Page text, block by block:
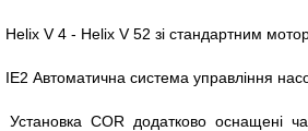
Helix V 4 - Helix V 52 зі стандартним
IE2 Автоматична система управління
Установка COR додатково оснащені